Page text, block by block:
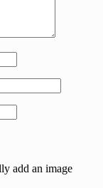
add an image